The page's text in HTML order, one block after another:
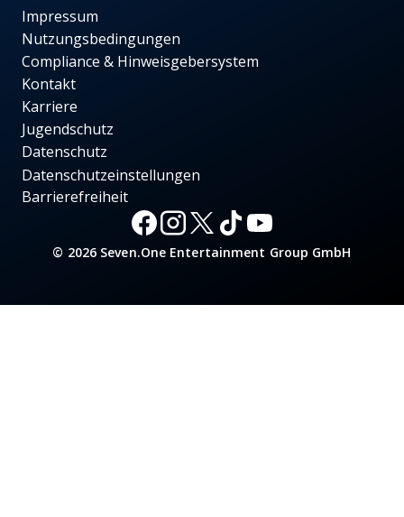
Impressum
Nutzungsbedingungen
Compliance & Hinweisgebersystem
Kontakt
Karriere
Jugendschutz
Datenschutz
Datenschutzeinstellungen
Barrierefreiheit
© 2026 Seven.One Entertainment Group GmbH